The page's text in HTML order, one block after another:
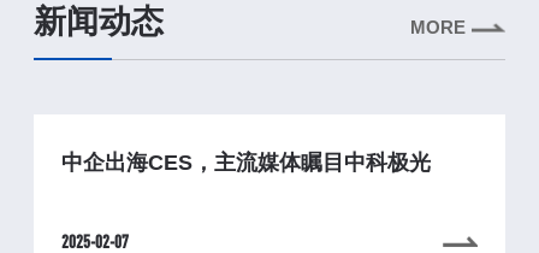
新闻动态 MORE
中企出海CES，主流媒体瞩目中科极光
2025-02-07